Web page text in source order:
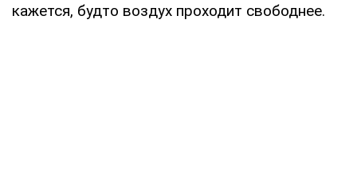
кажется, будто воздух проходит свободнее.